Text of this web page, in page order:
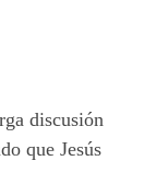
discusión
que Jesús